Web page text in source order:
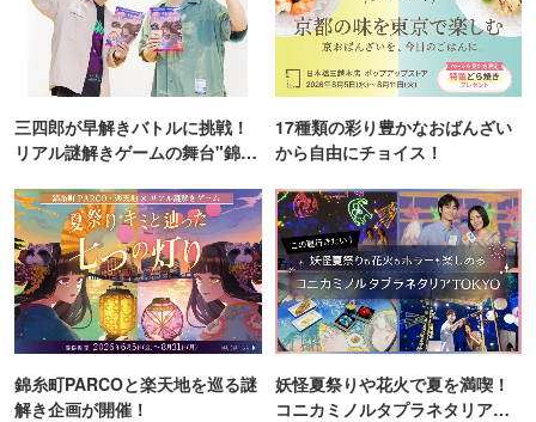
三四郎が早解きバトルに挑戦！
リアル謎解きゲームの舞台"錦糸
17種類の彩り豊かなおばんざい
から自由にチョイス！
錦糸町PARCOと楽天地を巡る謎
解き企画が開催！
妖怪夏祭りや花火で夏を満喫！
コニカミノルタプラネタリア